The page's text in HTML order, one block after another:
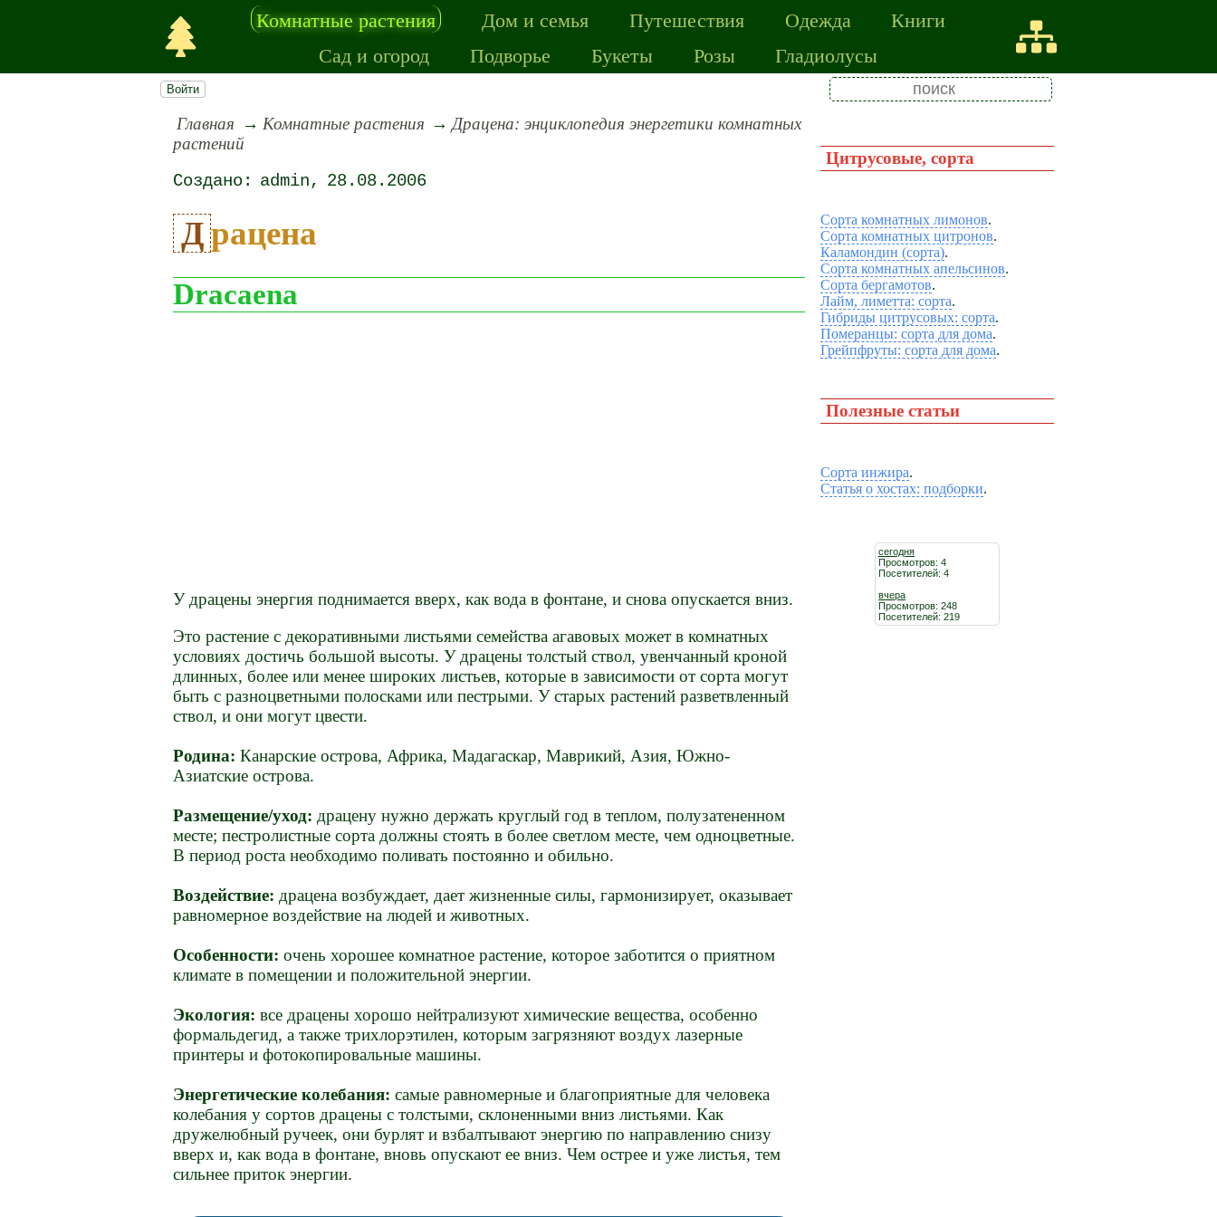
Комнатные растения Дом и семья Путешествия Одежда
Книги
Сад и огород
Подворье Букеты Розы Гладиолусы
Войти
Цитрусовые, сорта
Сорта комнатных лимонов.
Сорта комнатных цитронов.
Каламондин (сорта).
Сорта комнатных апельсинов.
Сорта бергамотов.
Лайм, лиметта: сорта.
Гибриды цитрусовых: сорта.
Померанцы: сорта для дома.
Грейпфруты: сорта для дома.
Полезные статьи
Сорта инжира.
Статья о хостах: подборки.
сегодня
Просмотров: 4
Посетителей: 4
вчера
Просмотров: 248
Посетителей: 219
Главная Комнатные растения
Драцена: энциклопедия энергетики комнатных
растений
admin 28.08.2006
Драцена
Dracaena
У драцены энергия поднимается вверх, как вода в фонтане, и снова опускается вниз.
Это растение с декоративными листьями семейства агавовых может в комнатных
условиях достичь большой высоты. У драцены толстый ствол, увенчанный кроной
длинных, более или менее широких листьев, которые в зависимости от сорта могут
быть с разноцветными полосками или пестрыми. У старых растений разветвленный
ствол, и они могут цвести.
Родина: Канарские острова, Африка, Мадагаскар, Маврикий, Азия, Южно-
Азиатские острова.
Размещение/уход: драцену нужно держать круглый год в теплом, полузатененном
месте; пестролистные сорта должны стоять в более светлом месте, чем одноцветные.
В период роста необходимо поливать постоянно и обильно.
Воздействие: драцена возбуждает, дает жизненные силы, гармонизирует, оказывает
равномерное воздействие на людей и животных.
Особенности: очень хорошее комнатное растение, которое заботится о приятном
климате в помещении и положительной энергии.
Экология: все драцены хорошо нейтрализуют химические вещества, особенно
формальдегид, а также трихлорэтилен, которым загрязняют воздух лазерные
принтеры и фотокопировальные машины.
Энергетические колебания: самые равномерные и благоприятные для человека
колебания у сортов драцены с толстыми, склоненными вниз листьями. Как
дружелюбный ручеек, они бурлят и взбалтывают энергию по направлению снизу
вверх и, как вода в фонтане, вновь опускают ее вниз. Чем острее и уже листья, тем
сильнее приток энергии.